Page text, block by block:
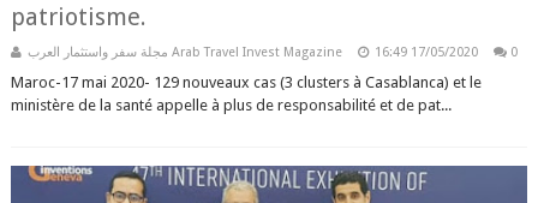
patriotisme.
مجلة سفر واستثمار العرب Arab Travel Invest Magazine 16:49 17/05/2020 0
Maroc-17 mai 2020- 129 nouveaux cas (3 clusters à Casablanca) et le
ministère de la santé appelle à plus de responsabilité et de pat...